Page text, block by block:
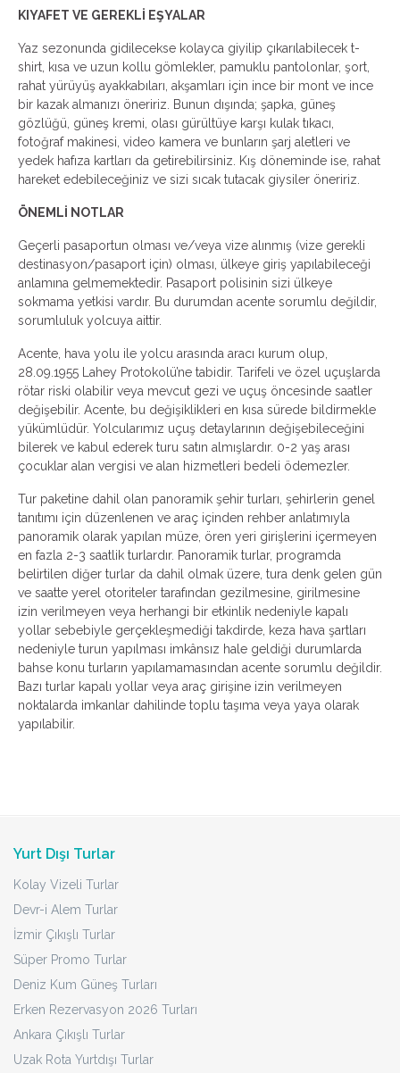
KIYAFET VE GEREKLİ EŞYALAR
Yaz sezonunda gidilecekse kolayca giyilip çıkarılabilecek t-
shirt, kısa ve uzun kollu gömlekler, pamuklu pantolonlar, şort,
rahat yürüyüş ayakkabıları, akşamları için ince bir mont ve ince
bir kazak almanızı öneririz. Bunun dışında; şapka, güneş
gözlüğü, güneş kremi, olası gürültüye karşı kulak tıkacı,
fotoğraf makinesi, video kamera ve bunların şarj aletleri ve
yedek hafıza kartları da getirebilirsiniz. Kış döneminde ise, rahat
hareket edebileceğiniz ve sizi sıcak tutacak giysiler öneririz.
ÖNEMLİ NOTLAR
Geçerli pasaportun olması ve/veya vize alınmış (vize gerekli
destinasyon/pasaport için) olması, ülkeye giriş yapılabileceği
anlamına gelmemektedir. Pasaport polisinin sizi ülkeye
sokmama yetkisi vardır. Bu durumdan acente sorumlu değildir,
sorumluluk yolcuya aittir.
Acente, hava yolu ile yolcu arasında aracı kurum olup,
28.09.1955 Lahey Protokolü’ne tabidir. Tarifeli ve özel uçuşlarda
rötar riski olabilir veya mevcut gezi ve uçuş öncesinde saatler
değişebilir. Acente, bu değişiklikleri en kısa sürede bildirmekle
yükümlüdür. Yolcularımız uçuş detaylarının değişebileceğini
bilerek ve kabul ederek turu satın almışlardır. 0-2 yaş arası
çocuklar alan vergisi ve alan hizmetleri bedeli ödemezler.
Tur paketine dahil olan panoramik şehir turları, şehirlerin genel
tanıtımı için düzenlenen ve araç içinden rehber anlatımıyla
panoramik olarak yapılan müze, ören yeri girişlerini içermeyen
en fazla 2-3 saatlik turlardır. Panoramik turlar, programda
belirtilen diğer turlar da dahil olmak üzere, tura denk gelen gün
ve saatte yerel otoriteler tarafından gezilmesine, girilmesine
izin verilmeyen veya herhangi bir etkinlik nedeniyle kapalı
yollar sebebiyle gerçekleşmediği takdirde, keza hava şartları
nedeniyle turun yapılması imkânsız hale geldiği durumlarda
bahse konu turların yapılamamasından acente sorumlu değildir.
Bazı turlar kapalı yollar veya araç girişine izin verilmeyen
noktalarda imkanlar dahilinde toplu taşıma veya yaya olarak
yapılabilir.
Yurt Dışı Turlar
Kolay Vizeli Turlar
Devr-i Alem Turlar
İzmir Çıkışlı Turlar
Süper Promo Turlar
Deniz Kum Güneş Turları
Erken Rezervasyon 2026 Turları
Ankara Çıkışlı Turlar
Uzak Rota Yurtdışı Turlar